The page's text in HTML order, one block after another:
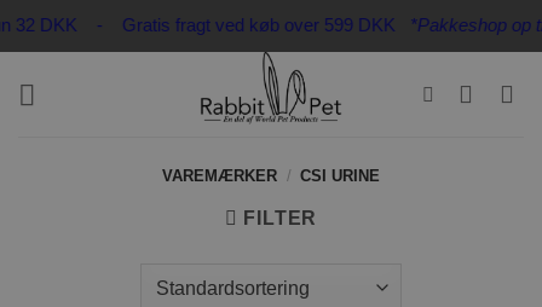
Fortsæt
32 DKK - Gratis fragt ved køb over 599 DKK*Pakkeshop op til
VAREMÆRKER / CSI URINE
FILTER